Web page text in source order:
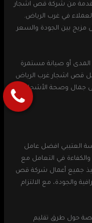
من شركة قص اشجار
في غرب الرياض.
بين الجودة والسعر
أو صيانة مستمرة
قص اشجار غرب الرياض
جمال وصحة الأشجار دون
العتيبي افضل عامل
في التعامل مع
جميع أعمال شركة قص
والجودة، مع الالتزام
حول طرق تقليم